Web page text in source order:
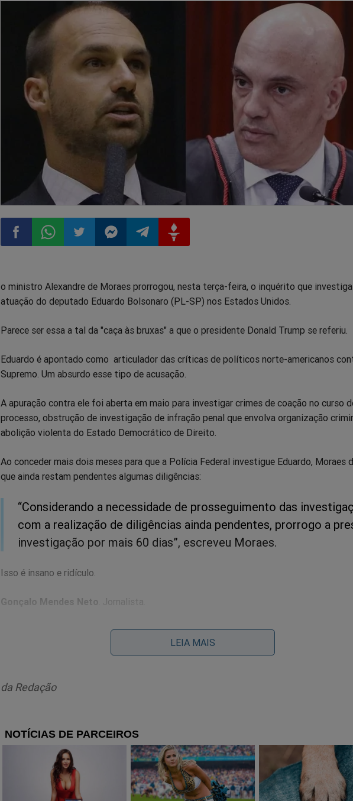
no
no
no
no
no
no
o ministro Alexandre de Moraes prorrogou, nesta terça-feira, o inquérito que
atuação do deputado Eduardo Bolsonaro (PL-SP) nos Estados Unidos.
Parece ser essa a tal da "caça às bruxas" a que o presidente Donald Trump se referiu.
Eduardo é apontado como articulador das críticas de políticos norte-americanos
Supremo. Um absurdo esse tipo de acusação.
A apuração contra ele foi aberta em maio para investigar crimes de coação no curso
processo, obstrução de investigação de infração penal que envolva organização
abolição violenta do Estado Democrático de Direito.
Ao conceder mais dois meses para que a Polícia Federal investigue Eduardo, Moraes
que ainda restam pendentes algumas diligências:
“Considerando a necessidade de prosseguimento das
com a realização de diligências ainda pendentes, prorrogo a
investigação por mais 60 dias”, escreveu Moraes.
Isso é insano e ridículo.
Gonçalo Mendes Neto . Jornalista.
LEIA MAIS
da Redação